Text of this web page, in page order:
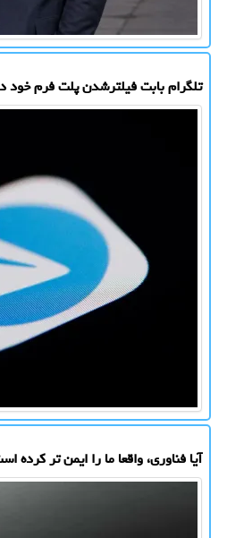
تلگرام بابت فیلترشدن پلت فرم خود
آیا فناوری، واقعا ما را ایمن تر کرده